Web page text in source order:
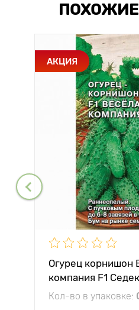
АКЦИЯ
Огурец корнишон
компания F1 Седек
Кол-во в упаковке: